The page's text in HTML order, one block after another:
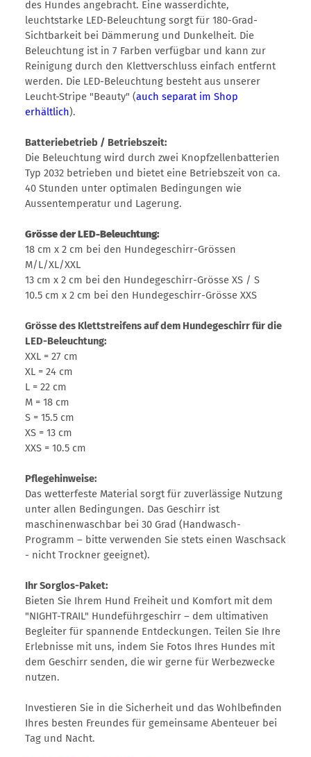
des Hundes angebracht. Eine wasserdichte,
leuchtstarke LED-Beleuchtung sorgt für 180-Grad-
Sichtbarkeit bei Dämmerung und Dunkelheit. Die
Beleuchtung ist in 7 Farben verfügbar und kann zur
Reinigung durch den Klettverschluss einfach entfernt
werden. Die LED-Beleuchtung besteht aus unserer
Leucht-Stripe "Beauty" (auch separat im Shop
erhältlich).
Batteriebetrieb / Betriebszeit:
Die Beleuchtung wird durch zwei Knopfzellenbatterien
Typ 2032 betrieben und bietet eine Betriebszeit von ca.
40 Stunden unter optimalen Bedingungen wie
Aussentemperatur und Lagerung.
Grösse der LED-Beleuchtung:
18 cm x 2 cm bei den Hundegeschirr-Grössen
M/L/XL/XXL
13 cm x 2 cm bei den Hundegeschirr-Grösse XS / S
10.5 cm x 2 cm bei den Hundegeschirr-Grösse XXS
Grösse des Klettstreifens auf dem Hundegeschirr für die
LED-Beleuchtung:
XXL = 27 cm
XL = 24 cm
L = 22 cm
M = 18 cm
S = 15.5 cm
XS = 13 cm
XXS = 10.5 cm
Pflegehinweise:
Das wetterfeste Material sorgt für zuverlässige Nutzung
unter allen Bedingungen. Das Geschirr ist
maschinenwaschbar bei 30 Grad (Handwasch-
Programm – bitte verwenden Sie stets einen Waschsack
- nicht Trockner geeignet).
Ihr Sorglos-Paket:
Bieten Sie Ihrem Hund Freiheit und Komfort mit dem
"NIGHT-TRAIL" Hundeführgeschirr – dem ultimativen
Begleiter für spannende Entdeckungen. Teilen Sie Ihre
Erlebnisse mit uns, indem Sie Fotos Ihres Hundes mit
dem Geschirr senden, die wir gerne für Werbezwecke
nutzen.
Investieren Sie in die Sicherheit und das Wohlbefinden
Ihres besten Freundes für gemeinsame Abenteuer bei
Tag und Nacht.